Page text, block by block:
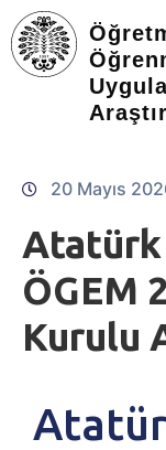
ANASAYFA
20 Mayıs
ÖGEM
Kurulu